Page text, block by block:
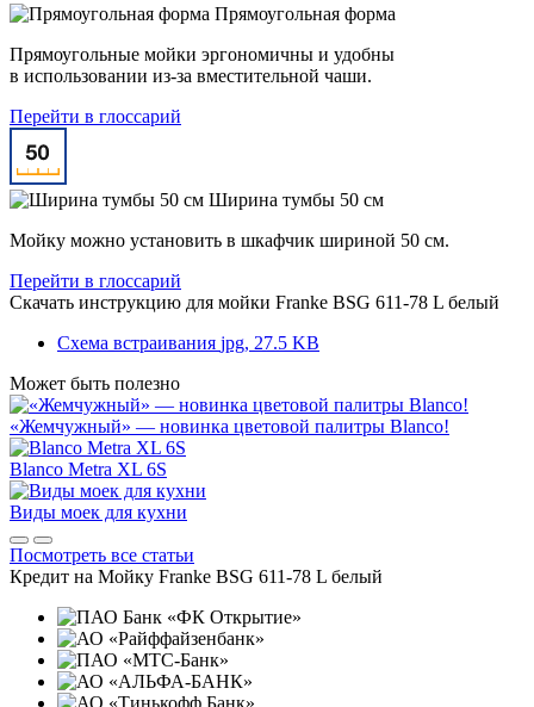
Прямоугольная форма
Прямоугольные мойки эргономичны и удобны
в использовании из-за вместительной чаши.
Перейти в глоссарий
Ширина тумбы 50 см
Мойку можно установить в шкафчик шириной 50 см.
Перейти в глоссарий
Скачать инструкцию для мойки Franke BSG 611-78 L белый
Схема встраивания jpg, 27.5 KB
Может быть полезно
«Жемчужный» — новинка цветовой палитры Blanco!
Blanco Metra XL 6S
Виды моек для кухни
Посмотреть все статьи
Кредит на Мойку Franke BSG 611-78 L белый